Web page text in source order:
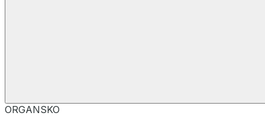
ORGANSKO